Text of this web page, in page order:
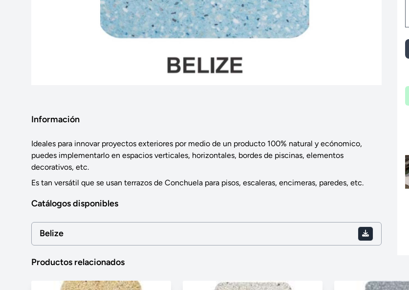
Información
Ideales para innovar proyectos exteriores por medio de un producto 100% natural y ecónomico,
puedes implementarlo en espacios verticales, horizontales, bordes de piscinas, elementos
decorativos, etc.
Es tan versátil que se usan terrazos de Conchuela para pisos, escaleras, encimeras, paredes, etc.
Catálogos disponibles
Belize
Productos relacionados